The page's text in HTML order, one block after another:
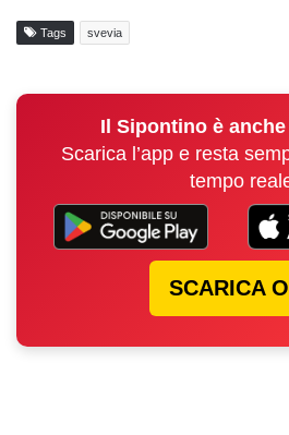
Tags svevia
Il Sipontino è
Scarica l’app e resta
tempo
SCARICA